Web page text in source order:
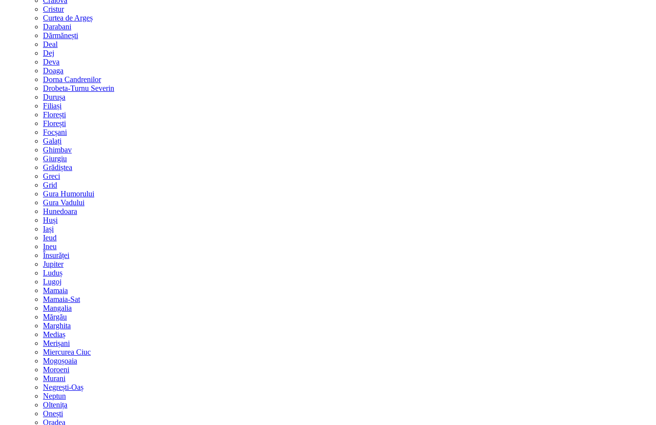
Cristur
Curtea de Argeș
Darabani
Dărmănești
Deal
Dej
Deva
Doaga
Dorna Candrenilor
Drobeta-Turnu Severin
Durușa
Filiași
Florești
Florești
Focșani
Galați
Ghimbav
Giurgiu
Grădiștea
Greci
Grid
Gura Humorului
Gura Vadului
Hunedoara
Huși
Iași
Ieud
Ineu
Însurăței
Jupiter
Luduș
Lugoj
Mamaia
Mamaia-Sat
Mangalia
Mărgău
Marghita
Mediaș
Merișani
Miercurea Ciuc
Mogoșoaia
Moroeni
Murani
Negrești-Oaș
Neptun
Oltenița
Onești
Oradea